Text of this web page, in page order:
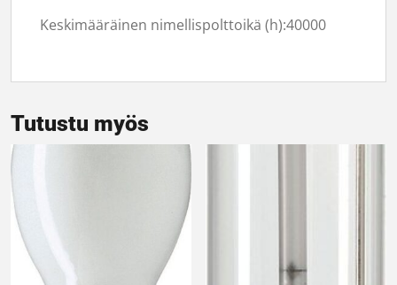
Keskimääräinen nimellispolttoikä (h):40000
Tutustu myös